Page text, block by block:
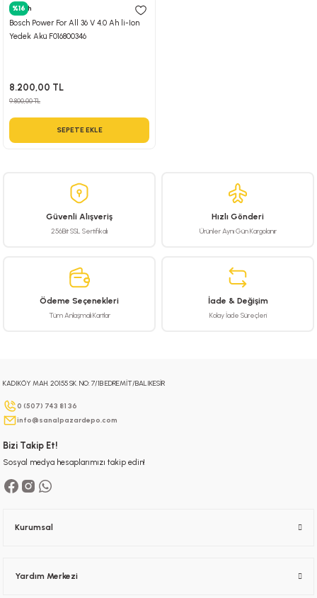
%16
Bosch
Bosch Power For All 36 V 4.0 Ah li-Ion
Yedek Akü F016800346
8.200,00 TL
9.800,00 TL
SEPETE EKLE
Güvenli Alışveriş
256Bit SSL Sertifikalı
Hızlı Gönderi
Ürünler Aynı Gün Kargolanır
Ödeme Seçenekleri
Tüm Anlaşmalı Kartlar
İade & Değişim
Kolay İade Süreçleri
KADIKÖY MAH. 20155 SK. NO: 7/1B EDREMİT/BALIKESİR
0 (507) 743 81 36
info@sanalpazardepo.com
Bizi Takip Et!
Sosyal medya hesaplarımızı takip edin!
Kurumsal
Yardım Merkezi